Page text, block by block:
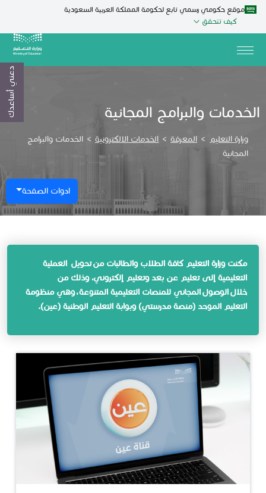
موقع حكومي رسمي تابع لحكومة المملكة العربية السعودية
كيف تتحقق
الخدمات والبرامج المجانية
وزارة التعليم > المعرفة > الخدمات الالكترونية > الخدمات والبرامج
المجانية
ادوات الصفحة
​مك​نت وزارة التعليم كافة الطلاب والطالبات من تحويل العملية
التعليمية إلى تعليم عن بعد وتعليم إلكتروني، وذلك من
خلال الوصول المجاني للمنصات التعلي​مية المتنوعة ، وهي منظومة
التعليم الموحد (منصة مدرستي) وبوابة التعليم الوطنية (عين).
دعني أساعدك